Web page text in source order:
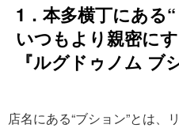
1．本多横丁にある
いつもより親密に
『ルグドゥノム ブ
店名にある“ブション”とは、